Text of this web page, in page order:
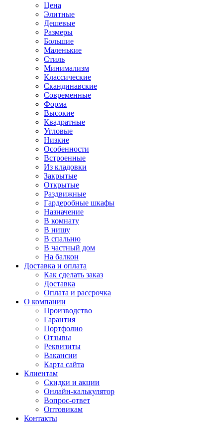
Цена
Элитные
Дешевые
Размеры
Большие
Маленькие
Стиль
Минимализм
Классические
Скандинавские
Современные
Форма
Высокие
Квадратные
Угловые
Низкие
Особенности
Встроенные
Из кладовки
Закрытые
Открытые
Раздвижные
Гардеробные шкафы
Назначение
В комнату
В нишу
В спальню
В частный дом
На балкон
Доставка и оплата
Как сделать заказ
Доставка
Оплата и рассрочка
О компании
Производство
Гарантия
Портфолио
Отзывы
Реквизиты
Вакансии
Карта сайта
Клиентам
Скидки и акции
Онлайн-калькулятор
Вопрос-ответ
Оптовикам
Контакты